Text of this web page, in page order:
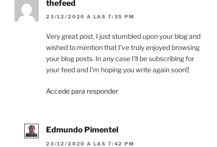
thefeed
23/12/2020 A LAS 7:35 PM
Very great post. I just stumbled upon your blog and
wished to mention that I’ve truly enjoyed browsing
your blog posts. In any case I’ll be subscribing for
your feed and I’m hoping you write again soon!|
Accede para responder
Edmundo Pimentel
23/12/2020 A LAS 7:42 PM